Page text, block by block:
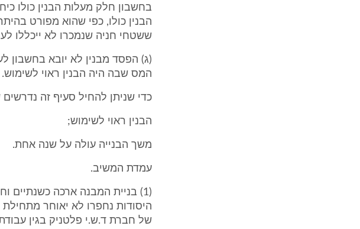
בחשבון חלק מעלות הבנין
הבנין כולו, כפי שהוא מפורט
ששטחי חניה שנמכרו לא ייכללו
(ג) הפסד מבנין לא יובא בחשבון
המס שבה היה הבנין ראוי לשימוש.
כדי שניתן להחיל סעיף זה
הבנין ראוי לשימוש;
משך הבנייה עולה על שנה אחת.
עמדת המשיב.